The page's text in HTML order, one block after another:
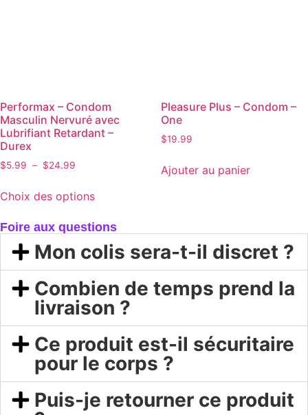
Performax – Condom
Masculin Nervuré avec
Lubrifiant Retardant –
Durex
$5.99 – $24.99
Choix des options
Pleasure Plus – Condom –
One
$19.99
Ajouter au panier
Foire aux questions
Mon colis sera-t-il discret ?
Combien de temps prend la
livraison ?
Ce produit est-il sécuritaire
pour le corps ?
Puis-je retourner ce produit